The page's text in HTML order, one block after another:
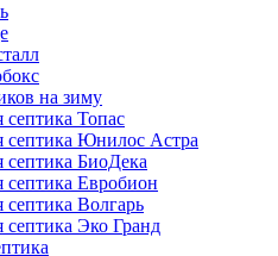
на зиму
септика Топас
септика Юнилос Астра
септика БиоДека
септика Евробион
септика Волгарь
септика Эко Гранд